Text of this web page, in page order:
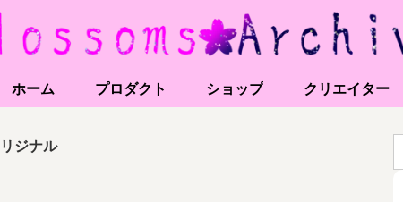
ホーム プロダクト ショップ クリエイター
ジナル